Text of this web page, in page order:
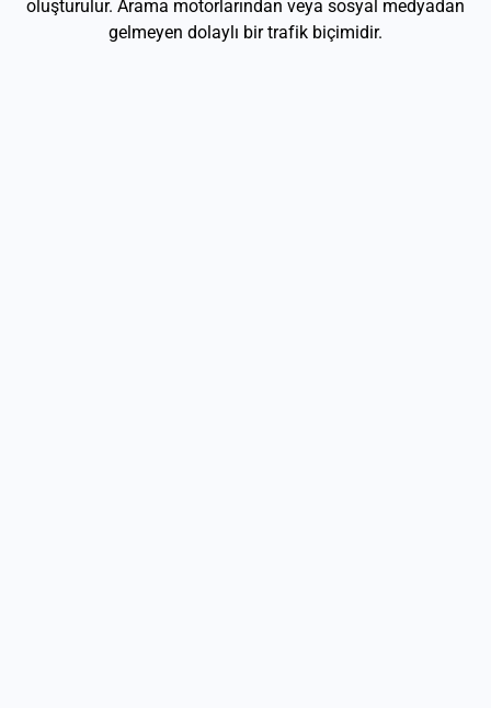
oluşturulur. Arama motorlarından veya sosyal medyadan
gelmeyen dolaylı bir trafik biçimidir.